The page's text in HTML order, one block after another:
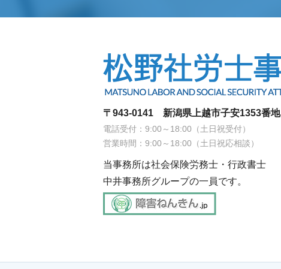
〒943-0141 新潟県上越市子安1353番地
電話受付：9:00～18:00（土日祝受付）
営業時間：9:00～18:00（土日祝応相談）
当事務所は社会保険労務士・行政書士
中井事務所グループの一員です。